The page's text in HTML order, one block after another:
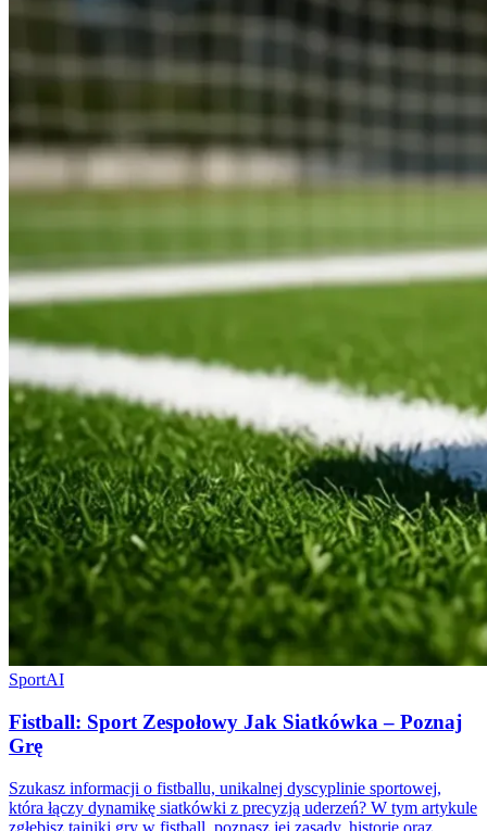
SportAI
Fistball: Sport Zespołowy Jak Siatkówka – Poznaj
Grę
Szukasz informacji o fistballu, unikalnej dyscyplinie sportowej,
która łączy dynamikę siatkówki z precyzją uderzeń? W tym artykule
zgłębisz tajniki gry w fistball, poznasz jej zasady, historię oraz